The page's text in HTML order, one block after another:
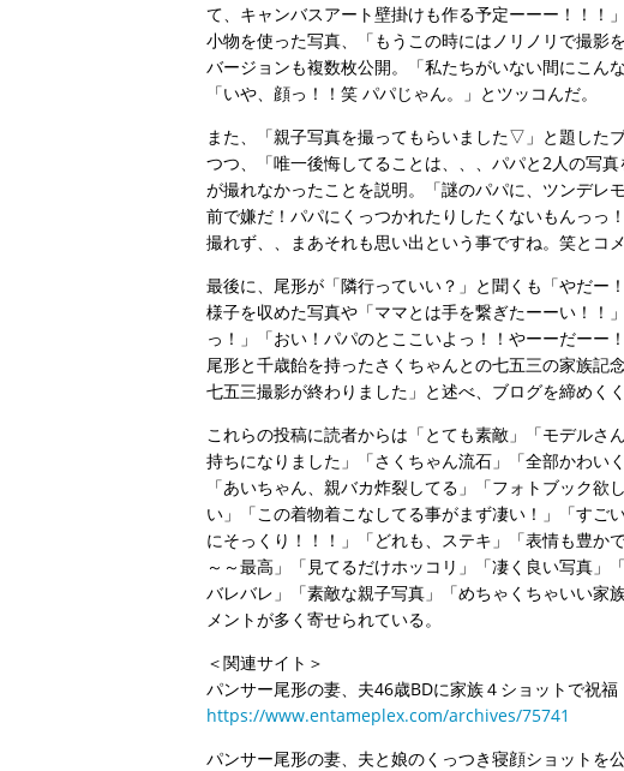
て、キャンバスアート壁掛けも作る予定ーーー！！！
小物を使った写真、「もうこの時にはノリノリで撮影
バージョンも複数枚公開。「私たちがいない間にこん
「いや、顔っ！！笑 パパじゃん。」とツッコんだ。
また、「親子写真を撮ってもらいました▽」と題した
つつ、「唯一後悔してることは、、、パパと2人の写
が撮れなかったことを説明。「謎のパパに、ツンデレ
前で嫌だ！パパにくっつかれたりしたくないもんっっ
撮れず、、まあそれも思い出という事ですね。笑とコメ
最後に、尾形が「隣行っていい？」と聞くも「やだー
様子を収めた写真や「ママとは手を繋ぎたーーい！！
っ！」「おい！パパのとここいよっ！！やーーだーー
尾形と千歳飴を持ったさくちゃんとの七五三の家族記
七五三撮影が終わりました」と述べ、ブログを締めくく
これらの投稿に読者からは「とても素敵」「モデル
持ちになりました」「さくちゃん流石」「全部かわい
「あいちゃん、親バカ炸裂してる」「フォトブック
い」「この着物着こなしてる事がまず凄い！」「すご
にそっくり！！！」「どれも、ステキ」「表情も豊か
～～最高」「見てるだけホッコリ」「凄く良い写真
バレバレ」「素敵な親子写真」「めちゃくちゃいい家
メントが多く寄せられている。
＜関連サイト＞
パンサー尾形の妻、夫46歳BDに家族４ショットで祝福
https://www.entameplex.com/archives/75741
パンサー尾形の妻、夫と娘のくっつき寝顔ショットを